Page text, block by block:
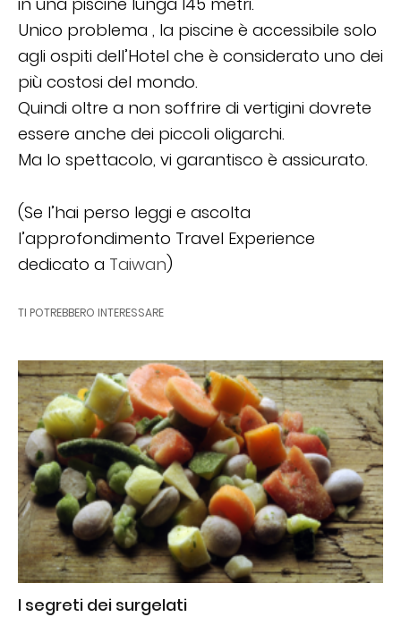
Unico problema , la piscine è accessibile solo
agli ospiti dell’Hotel che è considerato uno dei
più costosi del mondo.
Quindi oltre a non soffrire di vertigini dovrete
essere anche dei piccoli oligarchi.
Ma lo spettacolo, vi garantisco è assicurato.
(Se l’hai perso leggi e ascolta
l’approfondimento Travel Experience
dedicato a Taiwan)
TI POTREBBERO INTERESSARE
I segreti dei surgelati